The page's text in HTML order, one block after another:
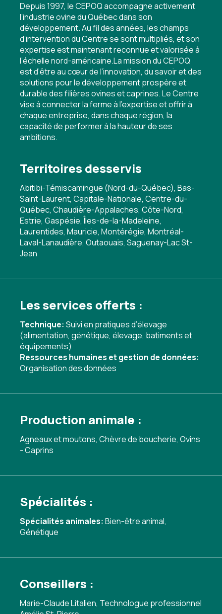
Depuis 1997, le CEPOQ accompagne activement
l’industrie ovine du Québec dans son
développement. Au fil des années, les champs
d’intervention du Centre se sont multipliés, et son
expertise est maintenant reconnue et valorisée à
l’échelle nord-américaine.La mission du CEPOQ
est d’être au cœur de l’innovation, du savoir et des
solutions pour le développement prospère et
durable des filières ovines et caprines. Le Centre
vise à connecter la ferme à l’expertise et offrir à
chaque entreprise, dans chaque région, la
capacité de performer à la hauteur de ses
ambitions.
Territoires desservis
Abitibi-Témiscamingue (Nord-du-Québec), Bas-
Saint-Laurent, Capitale-Nationale, Centre-du-
Québec, Chaudière-Appalaches, Côte-Nord,
Estrie, Gaspésie, Îles-de-la-Madeleine,
Laurentides, Mauricie, Montérégie, Montréal-
Laval-Lanaudière, Outaouais, Saguenay-Lac St-
Jean
Les services offerts :
Technique: Suivi en pratiques d’élevage
(alimentation, génétique, élevage, batiments et
équipements)
Ressources humaines et gestion de données:
Organisation des données
Production animale :
Agneaux et moutons, Chèvre de boucherie, Ovins
- Caprins
Spécialités :
Spécialités animales: Bien-être animal,
Génétique
Conseillers :
Marie-Claude Litalien, Technologue professionnel